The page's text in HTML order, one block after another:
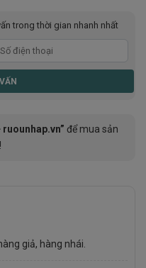
trong thời gian nhanh nhất
ruounhap.vn” để mua sản
giả, hàng nhái.